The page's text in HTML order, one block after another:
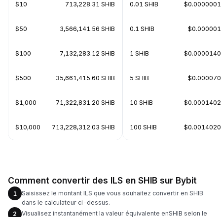
$10 713,228.31 SHIB
$50 3,566,141.56 SHIB
$100 7,132,283.12 SHIB
$500 35,661,415.60 SHIB
$1,000 71,322,831.20 SHIB
$10,000 713,228,312.03 SHIB
0.01 SHIB
0.1 SHIB
1 SHIB
5 SHIB
10 SHIB
100 SHIB
Comment convertir des ILS en SHIB sur Bybit
1
Saisissez le montant ILS que vous souhaitez convertir en SHIB
dans le calculateur ci-dessus.
2
Visualisez instantanément la valeur équivalente enSHIB selon le